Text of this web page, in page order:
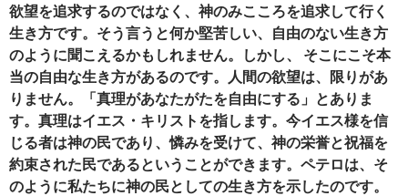
欲望を追求するのではなく、神のみこころを追求して行く
生き方です。そう言うと何か堅苦しい、自由のない生き方
のように聞こえるかもしれません。しかし、
そこにこそ本
当の自由な生き方があるのです。人間の欲望は、限りがあ
りません。「真理があなたがたを自由にする」とありま
す。真理はイエス・キリストを指します。今イエス様を信
じる者は神の民であり、憐みを受けて、神の栄誉と祝福を
約束された民であるということができます。ペテロは、そ
のように私たちに神の民としての生き方を示したのです。